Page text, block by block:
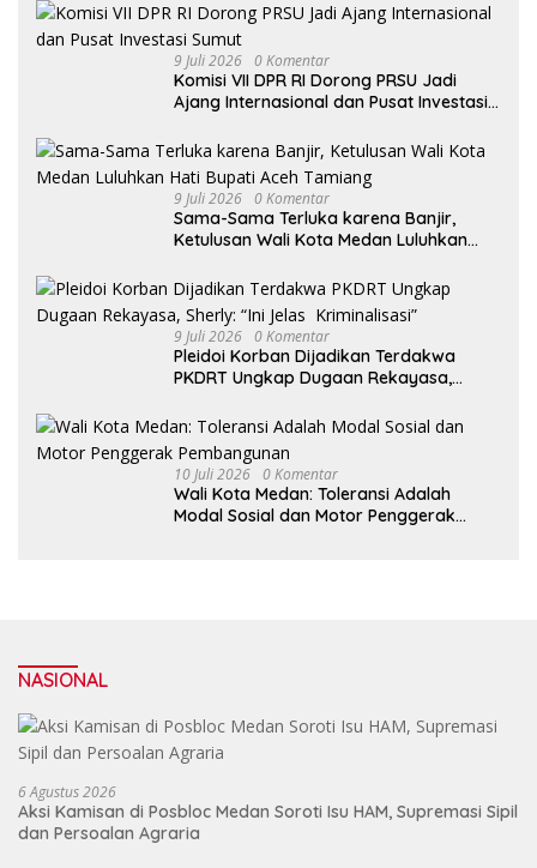
9 Juli 2026 0 Komentar
Komisi VII DPR RI Dorong PRSU Jadi
Ajang Internasional dan Pusat Investasi
9 Juli 2026 0 Komentar
Sama-Sama Terluka karena Banjir,
Ketulusan Wali Kota Medan Luluhkan
9 Juli 2026 0 Komentar
Pleidoi Korban Dijadikan Terdakwa
PKDRT Ungkap Dugaan Rekayasa,
10 Juli 2026 0 Komentar
Wali Kota Medan: Toleransi Adalah
Modal Sosial dan Motor Penggerak
NASIONAL
6 Agustus 2026
Aksi Kamisan di Posbloc Medan Soroti Isu HAM, Supremasi Sipil
dan Persoalan Agraria